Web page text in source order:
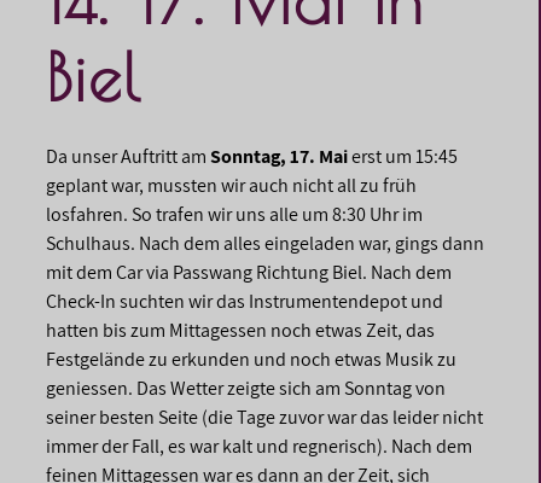
Biel
Da unser Auftritt amSonntag, 17. Maierst um 15:45
geplant war, mussten wir auch nicht all zu früh
losfahren. So trafen wir uns alle um 8:30 Uhr im
Schulhaus. Nach dem alles eingeladen war, gings dann
mit dem Car via Passwang Richtung Biel. Nach dem
Check-In suchten wir das Instrumentendepot und
hatten bis zum Mittagessen noch etwas Zeit, das
Festgelände zu erkunden und noch etwas Musik zu
geniessen. Das Wetter zeigte sich am Sonntag von
seiner besten Seite (die Tage zuvor war das leider nicht
immer der Fall, es war kalt und regnerisch). Nach dem
feinen Mittagessen war es dann an der Zeit, sich